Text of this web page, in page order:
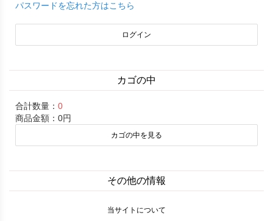
パスワードを忘れた方はこちら
カゴの中
合計数量： 0
商品金額： 0円
カゴの中を見る
その他の情報
当サイトについて